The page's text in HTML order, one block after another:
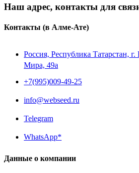
Наш адрес, контакты для
Контакты (в Алме-Ате)
Россия, Республика Татарстан,
Мира, 49a
+7(995)009-49-25
info@webseed.ru
Telegram
WhatsApp*
Данные о компании